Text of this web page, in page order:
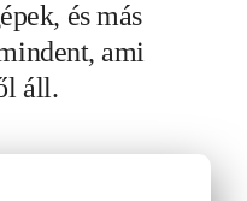
és más
ami
áll.